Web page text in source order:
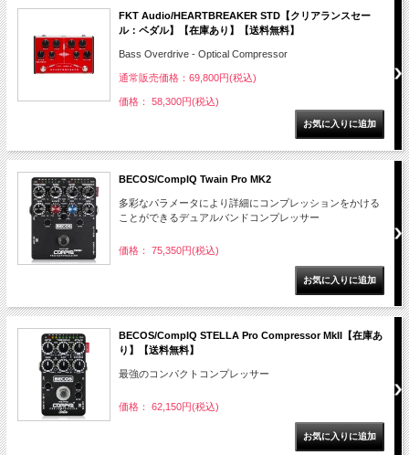
FKT Audio/HEARTBREAKER STD【クリアランスセー
ル：ペダル】【在庫あり】【送料無料】
Bass Overdrive - Optical Compressor
通常販売価格：69,800円(税込)
価格： 58,300円(税込)
BECOS/CompIQ Twain Pro MK2
多彩なパラメータにより詳細にコンプレッションをかける
ことができるデュアルバンドコンプレッサー
価格： 75,350円(税込)
BECOS/CompIQ STELLA Pro Compressor MkII【在庫あ
り】【送料無料】
最強のコンパクトコンプレッサー
価格： 62,150円(税込)